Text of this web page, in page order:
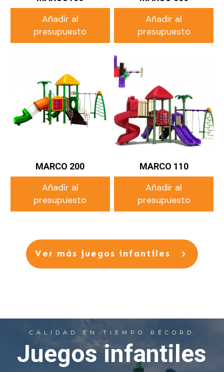
Añadir al
presupuesto
Añadir al
presupuesto
MARCO 200
Añadir al
presupuesto
MARCO 110
Añadir al
presupuesto
Ver más juegos infantiles
CALIDAD EN TIEMPO RÉCORD
Juegos infantiles